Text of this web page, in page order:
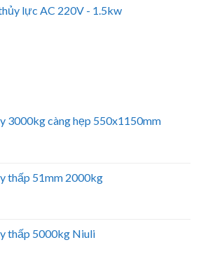
lực AC 220V - 1.5kw
3000kg càng hẹp 550x1150mm
thấp 51mm 2000kg
thấp 5000kg Niuli